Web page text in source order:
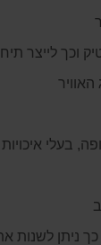
לייצר
בעלי
ניתן לשנות